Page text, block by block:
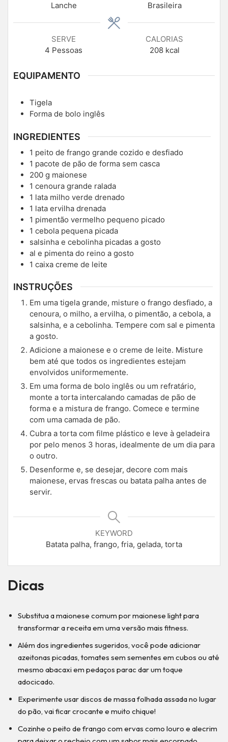
Lanche
Brasileira
SERVE
4 Pessoas
CALORIAS
208 kcal
EQUIPAMENTO
Tigela
Forma de bolo inglês
INGREDIENTES
1 peito de frango grande cozido e desfiado
1 pacote de pão de forma sem casca
200 g maionese
1 cenoura grande ralada
1 lata milho verde drenado
1 lata ervilha drenada
1 pimentão vermelho pequeno picado
1 cebola pequena picada
salsinha e cebolinha picadas a gosto
al e pimenta do reino a gosto
1 caixa creme de leite
INSTRUÇÕES
Em uma tigela grande, misture o frango desfiado, a
cenoura, o milho, a ervilha, o pimentão, a cebola, a
salsinha, e a cebolinha. Tempere com sal e pimenta
a gosto.
Adicione a maionese e o creme de leite. Misture
bem até que todos os ingredientes estejam
envolvidos uniformemente.
Em uma forma de bolo inglês ou um refratário,
monte a torta intercalando camadas de pão de
forma e a mistura de frango. Comece e termine
com uma camada de pão.
Cubra a torta com filme plástico e leve à geladeira
por pelo menos 3 horas, idealmente de um dia para
o outro.
Desenforme e, se desejar, decore com mais
maionese, ervas frescas ou batata palha antes de
servir.
KEYWORD
Batata palha, frango, fria, gelada, torta
Dicas
Substitua a maionese comum por maionese light para
transformar a receita em uma versão mais fitness.
Além dos ingredientes sugeridos, você pode adicionar
azeitonas picadas, tomates sem sementes em cubos ou até
mesmo abacaxi em pedaços parac dar um toque
adocicado.
Experimente usar discos de massa folhada assada no lugar
do pão, vai ficar crocante e muito chique!
Cozinhe o peito de frango com ervas como louro e alecrim